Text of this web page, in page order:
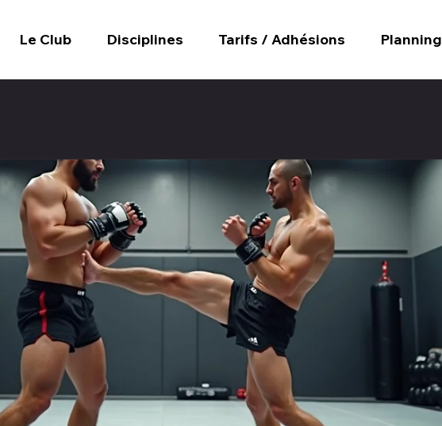
Le Club Disciplines Tarifs / Adhésions Planning